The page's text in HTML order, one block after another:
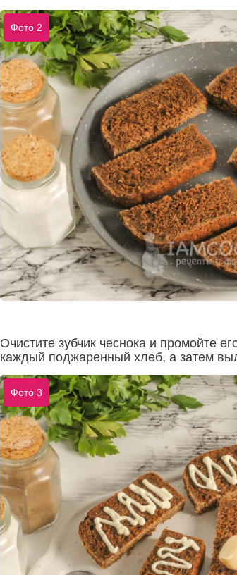
Фото 2
Очистите зубчик чеснока и промойте
каждый поджаренный хлеб, а затем
Фото 3